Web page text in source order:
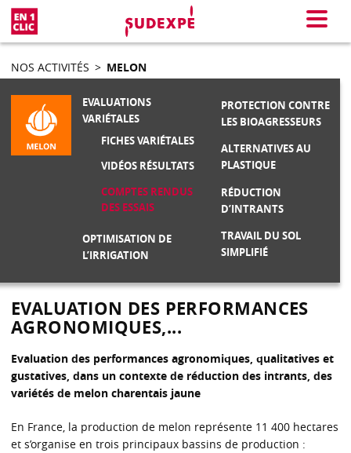
Menu
NOS ACTIVITÉS > MELON
EVALUATIONS
VARIÉTALES
FICHES VARIÉTALES
VIDÉOS RÉSULTATS
COMPTES RENDUS
DES ESSAIS
OPTIMISATION DE
L’IRRIGATION
PROTECTION CONTRE
LES BIOAGRESSEURS
ALTERNATIVES AU
PLASTIQUE
RÉDUCTION
D’INTRANTS
TRAVAIL DU SOL
SIMPLIFIÉ
EVALUATION DES PERFORMANCES
AGRONOMIQUES,...
Evaluation des performances agronomiques, qualitatives et
gustatives, dans un contexte de réduction des intrants, des
variétés de melon charentais jaune
En France, la production de melon représente 11 400 hectares
et s’organise en trois principaux bassins de production :